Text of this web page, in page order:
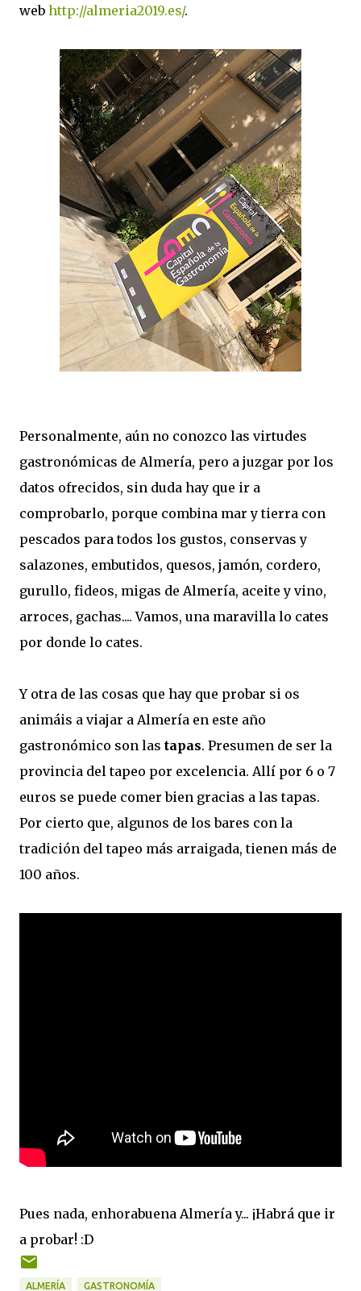
web http://almeria2019.es/.
Personalmente, aún no conozco las virtudes
gastronómicas de Almería, pero a juzgar por los
datos ofrecidos, sin duda hay que ir a
comprobarlo, porque combina mar y tierra con
pescados para todos los gustos, conservas y
salazones, embutidos, quesos, jamón, cordero,
gurullo, fideos, migas de Almería, aceite y vino,
arroces, gachas.... Vamos, una maravilla lo cates
por donde lo cates.
Y otra de las cosas que hay que probar si os
animáis a viajar a Almería en este año
gastronómico son las tapas. Presumen de ser la
provincia del tapeo por excelencia. Allí por 6 o 7
euros se puede comer bien gracias a las tapas.
Por cierto que, algunos de los bares con la
tradición del tapeo más arraigada, tienen más de
100 años.
Pues nada, enhorabuena Almería y... ¡Habrá que ir
a probar! :D
ALMERÍA GASTRONOMÍA